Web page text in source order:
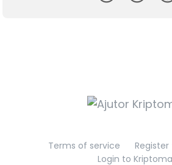
Terms of service
Login to